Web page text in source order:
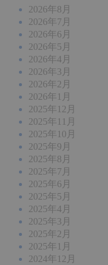
2026年8月
2026年7月
2026年6月
2026年5月
2026年4月
2026年3月
2026年2月
2026年1月
2025年12月
2025年11月
2025年10月
2025年9月
2025年8月
2025年7月
2025年6月
2025年5月
2025年4月
2025年3月
2025年2月
2025年1月
2024年12月